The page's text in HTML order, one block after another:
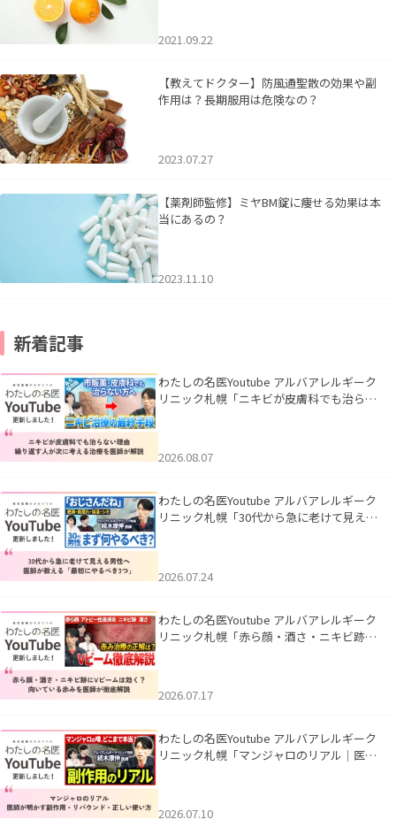
2021.09.22
【教えてドクター】防風通聖散の効果や副
作用は？長期服用は危険なの？
2023.07.27
【薬剤師監修】ミヤBM錠に痩せる効果は本
当にあるの？
2023.11.10
新着記事
わたしの名医Youtube アルバアレルギーク
リニック札幌「ニキビが皮膚科でも治らな
2026.08.07
わたしの名医Youtube アルバアレルギーク
リニック札幌「30代から急に老けて見える
2026.07.24
わたしの名医Youtube アルバアレルギーク
リニック札幌「赤ら顔・酒さ・ニキビ跡に
2026.07.17
わたしの名医Youtube アルバアレルギーク
リニック札幌「マンジャロのリアル｜医師
2026.07.10